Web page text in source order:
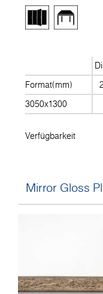
Format(mm)
3050x1300
Verfügbarkeit
Mirror Gloss